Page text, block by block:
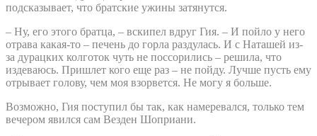
подсказывает, что братские ужины затянутся.
– Ну, его этого братца, – вскипел вдруг Гия. – И пойло у него
отрава какая-то – печень до горла раздулась. И с Наташей из-
за дурацких колготок чуть не поссорились – решила, что
издеваюсь. Пришлет кого еще раз – не пойду. Лучше пусть ему
отрывает голову, чем моя взорвется. Не могу я больше.
Возможно, Гия поступил бы так, как намеревался, только тем
вечером явился сам Везден Шоприани.